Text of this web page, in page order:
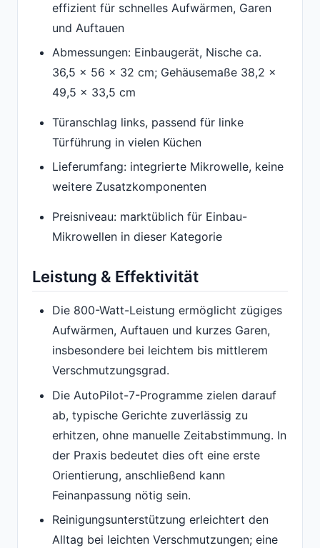
effizient für schnelles Aufwärmen, Garen
und Auftauen
Abmessungen: Einbaugerät, Nische ca.
36,5 x 56 x 32 cm; Gehäusemaße 38,2 x
49,5 x 33,5 cm
Türanschlag links, passend für linke
Türführung in vielen Küchen
Lieferumfang: integrierte Mikrowelle, keine
weitere Zusatzkomponenten
Preisniveau: marktüblich für Einbau-
Mikrowellen in dieser Kategorie
Leistung & Effektivität
Die 800-Watt-Leistung ermöglicht zügiges
Aufwärmen, Auftauen und kurzes Garen,
insbesondere bei leichtem bis mittlerem
Verschmutzungsgrad.
Die AutoPilot-7-Programme zielen darauf
ab, typische Gerichte zuverlässig zu
erhitzen, ohne manuelle Zeitabstimmung. In
der Praxis bedeutet dies oft eine erste
Orientierung, anschließend kann
Feinanpassung nötig sein.
Reinigungsunterstützung erleichtert den
Alltag bei leichten Verschmutzungen; eine